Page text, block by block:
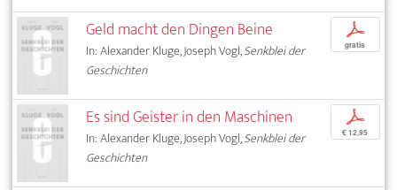
Geld macht den Dingen Beine
In: Alexander Kluge, Joseph Vogl,Senkblei der
Geschichten
p
gratis
Es sind Geister in den Maschinen
In: Alexander Kluge, Joseph Vogl,Senkblei der
Geschichten
p
€ 12,95